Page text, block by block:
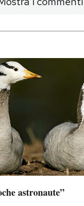
aiuto?
astronaute”